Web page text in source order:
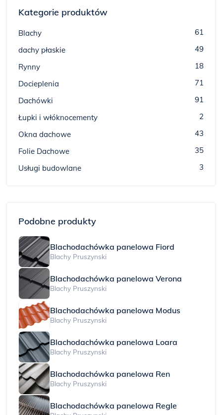
Kategorie produktów
Blachy
61
dachy płaskie
49
Rynny
18
Docieplenia
71
Dachówki
91
Łupki i włóknocementy
2
Okna dachowe
43
Folie Dachowe
35
Usługi budowlane
3
Podobne produkty
Blachodachówka panelowa Fiord
Blachy Pruszynski
Blachodachówka panelowa Verona
Blachy Pruszynski
Blachodachówka panelowa Modus
Blachy Pruszynski
Blachodachówka panelowa Loara
Blachy Pruszynski
Blachodachówka panelowa Ren
Blachy Pruszynski
Blachodachówka panelowa Regle